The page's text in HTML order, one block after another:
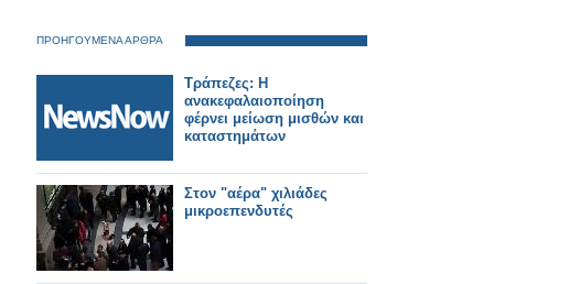
ΠΡΟΗΓΟΥΜΕΝΑ ΑΡΘΡΑ
Τράπεζες: Η
ανακεφαλαιοποίηση
φέρνει μείωση μισθών και
καταστημάτων
Στον "αέρα" χιλιάδες
μικροεπενδυτές